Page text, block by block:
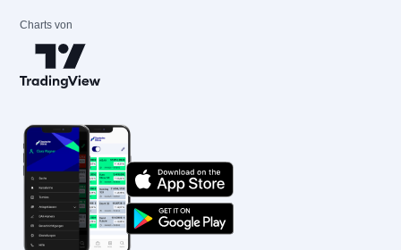
Charts von